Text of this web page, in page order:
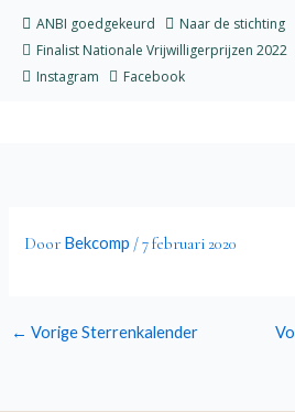
ANBI goedgekeurd
Naar de stichting
Finalist Nationale Vrijwilligerprijzen 2022
Instagram
Facebook
Door Bekcomp /7 februari 2020
← Vorige Sterrenkalender